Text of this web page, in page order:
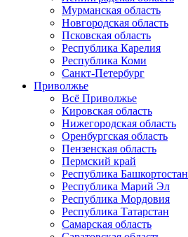
Мурманская область
Новгородская область
Псковская область
Республика Карелия
Республика Коми
Санкт-Петербург
Приволжье
Всё Приволжье
Кировская область
Нижегородская область
Оренбургская область
Пензенская область
Пермский край
Республика Башкортостан
Республика Марий Эл
Республика Мордовия
Республика Татарстан
Самарская область